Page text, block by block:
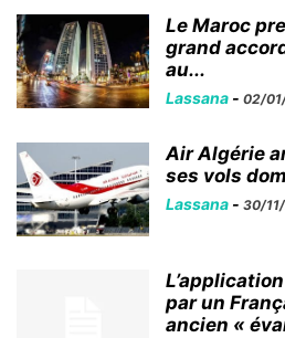
Le Maroc
grand
au...
Lassana - 02/
Air Algérie
ses vols
Lassana - 30/
par un
ancien «